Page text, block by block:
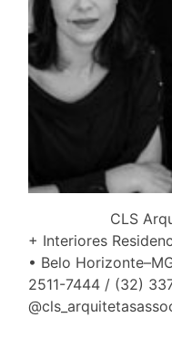
CLS
+ Interiores
• Belo
2511-7444 / (32)